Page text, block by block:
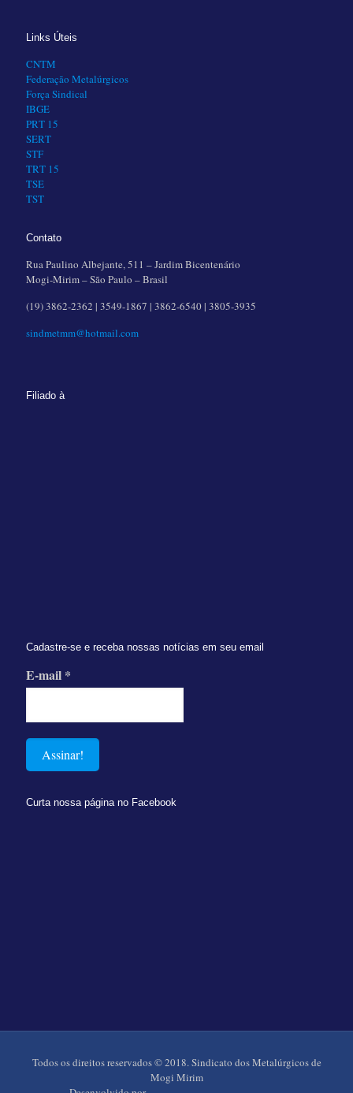
Links Úteis
CNTM
Federação Metalúrgicos
Força Sindical
IBGE
PRT 15
SERT
STF
TRT 15
TSE
TST
Contato
Rua Paulino Albejante, 511 – Jardim Bicentenário
Mogi-Mirim – São Paulo – Brasil
(19) 3862-2362 | 3549-1867 | 3862-6540 | 3805-3935
sindmetmm@hotmail.com
Filiado à
Cadastre-se e receba nossas notícias em seu email
E-mail *
Curta nossa página no Facebook
Todos os direitos reservados © 2018. Sindicato dos Metalúrgicos de
Mogi Mirim